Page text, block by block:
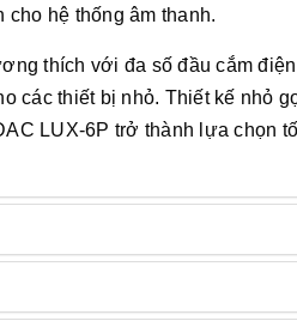
hệ thống âm thanh.
thích với đa số đầu cắm
các thiết bị nhỏ. Thiết kế nhỏ
LUX-6P trở thành lựa chọn